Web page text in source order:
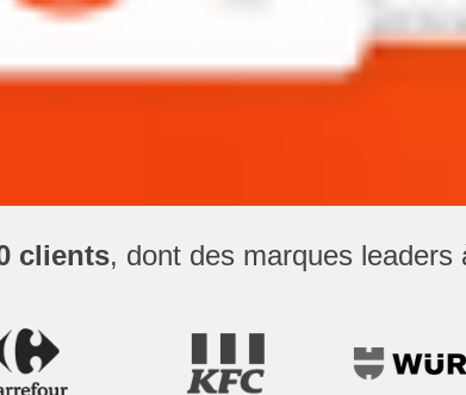
clients, dont des marques leaders